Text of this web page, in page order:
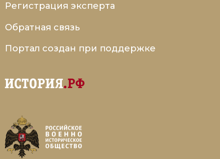
Регистрация эксперта
Обратная связь
Портал создан при поддержке